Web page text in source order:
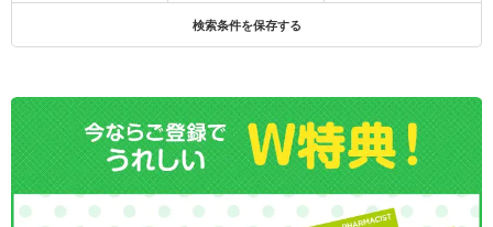
検索条件を保存する